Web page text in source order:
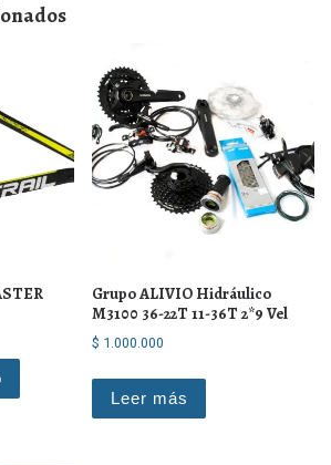
Grupo ALIVIO Hidráulico
M3100 36-22T 11-36T 2*9 Vel
$ 1.000.000
Leer más